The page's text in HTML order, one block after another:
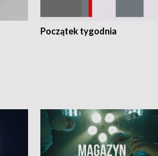
Początek tygodnia